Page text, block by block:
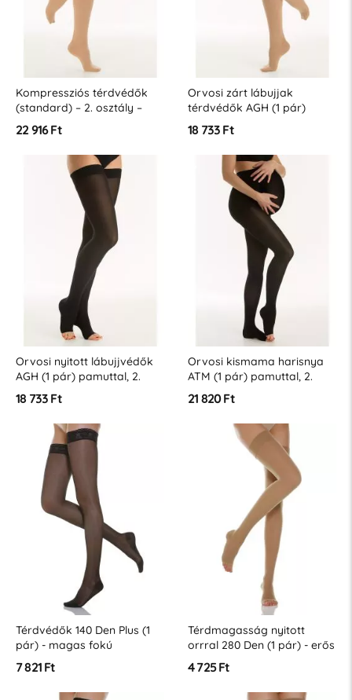
Kompressziós térdvédők
(standard) – 2. osztály –
(23-32 Hgmm – K2)
22 916 Ft
Orvosi zárt lábujjak
térdvédők AGH (1 pár)
pamuttal, 2. osztály (23-32
Hgmm - K2)
18 733 Ft
Orvosi nyitott lábujjvédők
AGH (1 pár) pamuttal, 2.
osztály (23-32 Hgmm - K2)
18 733 Ft
Orvosi kismama harisnya
ATM (1 pár) pamuttal, 2.
osztály (23-32 Hgmm – K2)
21 820 Ft
Térdvédők 140 Den Plus (1
pár) - magas fokú
kompresszió 22-27 Hgmm
7 821 Ft
Térdmagasság nyitott
orrral 280 Den (1 pár) - erős
kompressziós fok 22-27
Hgmm
4 725 Ft